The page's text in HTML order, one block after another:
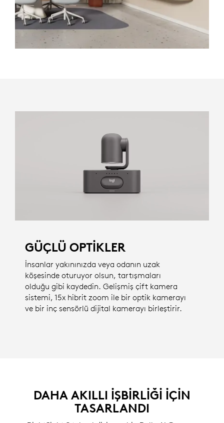
GÜÇLÜ OPTIKLER
İnsanlar yakınınızda veya odanın uzak
köşesinde oturuyor olsun, tartışmaları
olduğu gibi kaydedin. Gelişmiş çift kamera
sistemi, 15x hibrit zoom ile bir optik kamerayı
ve bir inç sensörlü dijital kamerayı birleştirir.
DAHA AKILLI IŞBIRLIĞI IÇIN
TASARLANDI